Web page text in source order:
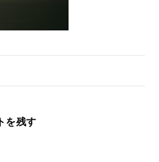
を残す